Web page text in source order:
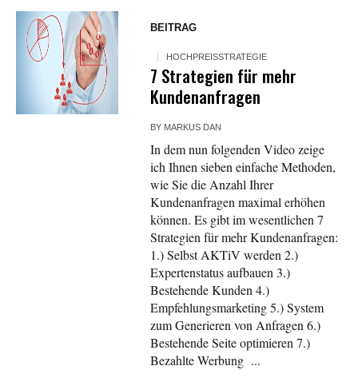
BEITRAG
HOCHPREISSTRATEGIE
7 Strategien für mehr
Kundenanfragen
BY MARKUS DAN
In dem nun folgenden Video zeige
ich Ihnen sieben einfache Methoden,
wie Sie die Anzahl Ihrer
Kundenanfragen maximal erhöhen
können. Es gibt im wesentlichen 7
Strategien für mehr Kundenanfragen:
1.) Selbst AKTiV werden 2.)
Expertenstatus aufbauen 3.)
Bestehende Kunden 4.)
Empfehlungsmarketing 5.) System
zum Generieren von Anfragen 6.)
Bestehende Seite optimieren 7.)
Bezahlte Werbung ...